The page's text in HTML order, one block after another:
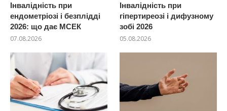
Інвалідність при
ендометріозі і безплідді
2026: що дає МСЕК
07.08.2026
Інвалідність при
гіпертиреозі і дифузному
зобі 2026
05.08.2026